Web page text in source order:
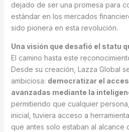
dejado de ser una promesa para
estándar en los mercados
sido pionera en esta revolución.
Una visión que desafió el statu
El camino hasta este
Desde su creación, Lazza Global
ambiciosa: democratizar el
avanzadas mediante la
permitiendo que cualquier
inicial, tuviera acceso a
que antes solo estaban al alcance